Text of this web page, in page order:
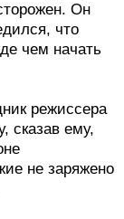
Он
что
чем начать
режиссера
сказав ему,
не заряжено